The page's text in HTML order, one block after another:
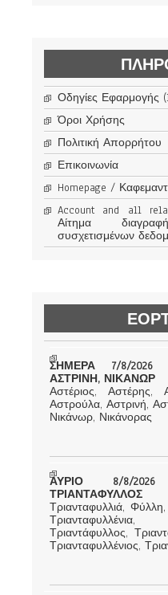
Οδηγίες Εφαρμογής
Όροι Χρήσης
Πολιτική Απορρήτου
Επικοινωνία
Homepage /
Account and all
Αίτημα
συσχετισμένων
ΣΗΜΕΡΑ 7/8/
ΑΣΤΡΙΝΗ, ΝΙΚΑΝΩΡ
Αστέριος, Αστέρης,
Αστρούλα, Αστρινή,
Νικάνωρ, Νικάνορας
ΑΥΡΙΟ 8/8/
ΤΡΙΑΝΤΑΦΥΛΛΟΣ
Τριανταφυλλιά,
Τριανταφυλλένια,
Τριαντάφυλλος,
Τριανταφυλλένιος,